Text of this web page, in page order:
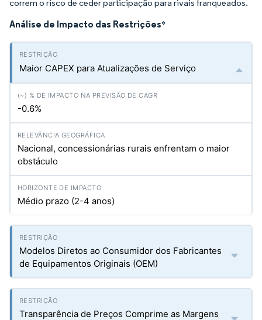
correm o risco de ceder participação para rivais franqueados.
Análise de Impacto das Restrições*
Maior CAPEX para Atualizações de Serviço
-0.6%
Nacional, concessionárias rurais enfrentam o maior
obstáculo
Médio prazo (2-4 anos)
Modelos Diretos ao Consumidor dos Fabricantes
de Equipamentos Originais (OEM)
Transparência de Preços Comprime as Margens